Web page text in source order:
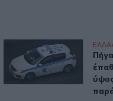
Τρόμος
σε λίγες ημέρες
και ξεράθηκαν μέσα
Πήγαν να κλέψουν